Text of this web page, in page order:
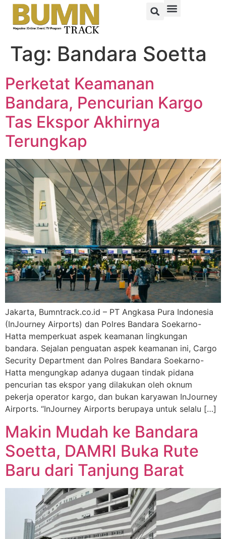
Tag: Bandara Soetta
Perketat Keamanan
Bandara, Pencurian Kargo
Tas Ekspor Akhirnya
Terungkap
Jakarta, Bumntrack.co.id – PT Angkasa Pura Indonesia
(InJourney Airports) dan Polres Bandara Soekarno-
Hatta memperkuat aspek keamanan lingkungan
bandara. Sejalan penguatan aspek keamanan ini, Cargo
Security Department dan Polres Bandara Soekarno-
Hatta mengungkap adanya dugaan tindak pidana
pencurian tas ekspor yang dilakukan oleh oknum
pekerja operator kargo, dan bukan karyawan InJourney
Airports. “InJourney Airports berupaya untuk selalu […]
Makin Mudah ke Bandara
Soetta, DAMRI Buka Rute
Baru dari Tanjung Barat